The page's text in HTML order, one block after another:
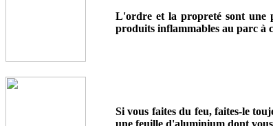
L'ordre et la propreté sont une
produits inflammables au parc à
Si vous faites du feu, faites-le
une feuille d'aluminium dont